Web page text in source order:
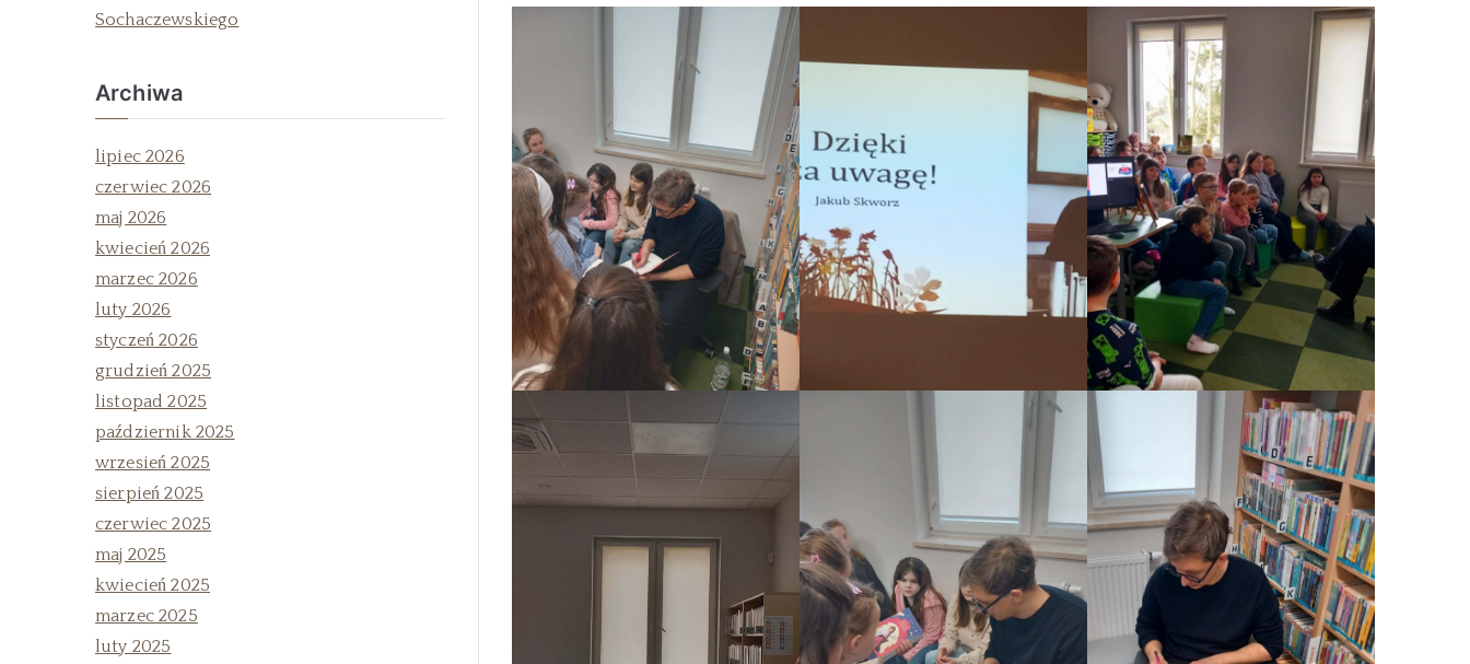
Sochaczewskiego
Archiwa
lipiec 2026
czerwiec 2026
maj 2026
kwiecień 2026
marzec 2026
luty 2026
styczeń 2026
grudzień 2025
listopad 2025
październik 2025
wrzesień 2025
sierpień 2025
czerwiec 2025
maj 2025
kwiecień 2025
marzec 2025
luty 2025